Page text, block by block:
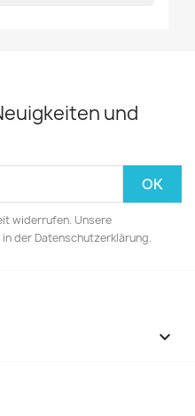
und
widerrufen. Unsere
der Datenschutzerklärung.
